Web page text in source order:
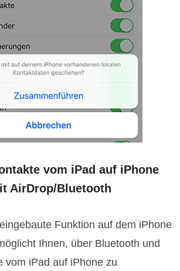
vom iPad auf iPhone
AirDrop/Bluetooth
Funktion auf dem iPhone
Ihnen, über Bluetooth und
vom iPad auf iPhone zu